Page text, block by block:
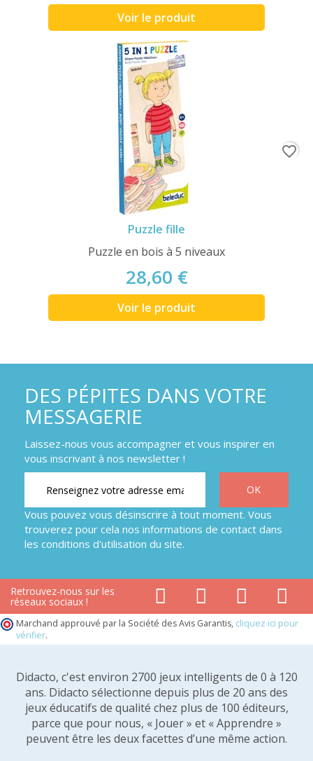
Voir le produit
Puzzle fille
Puzzle en bois à 5 niveaux
28,60 €
Voir le produit
favorite_border
DES PÉPITES DANS VOTRE
MESSAGERIE
Laissez-nous vous accompagner et vous inspirer en
vous inscrivant à nos newsletter !
Vous pouvez vous désinscrire à tout moment. Vous
trouverez pour cela nos informations de contact dans
les conditions d'utilisation du site.
Retrouvez-nous sur les
réseaux sociaux !
Marchand approuvé par la Société des Avis Garantis, cliquez ici pour
vérifier.
Didacto, c'est environ 2700 jeux intelligents de 0 à 120
ans. Didacto sélectionne depuis plus de 20 ans des
jeux éducatifs de qualité chez plus de 100 éditeurs,
parce que pour nous, « Jouer » et « Apprendre »
peuvent être les deux facettes d’une même action.